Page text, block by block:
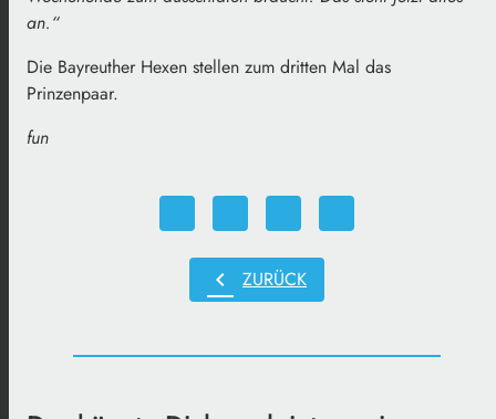
an.“
Die Bayreuther Hexen stellen zum dritten Mal das
Prinzenpaar.
fun
chevron_left ZURÜCK